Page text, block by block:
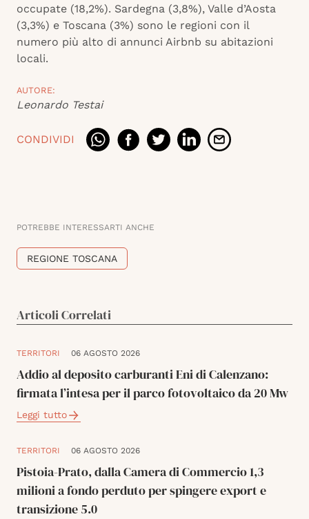
occupate (18,2%). Sardegna (3,8%), Valle d’Aosta
(3,3%) e Toscana (3%) sono le regioni con il
numero più alto di annunci Airbnb su abitazioni
locali.
AUTORE:
Leonardo Testai
CONDIVIDI
POTREBBE INTERESSARTI ANCHE
REGIONE TOSCANA
Articoli Correlati
TERRITORI 06 AGOSTO 2026
Addio al deposito carburanti Eni di Calenzano:
firmata l’intesa per il parco fotovoltaico da 20 Mw
Leggi tutto
TERRITORI 06 AGOSTO 2026
Pistoia-Prato, dalla Camera di Commercio 1,3
milioni a fondo perduto per spingere export e
transizione 5.0